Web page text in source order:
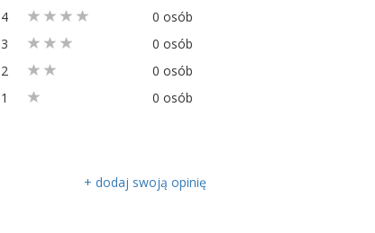
4
0 osób
3
0 osób
2
0 osób
1
0 osób
+ dodaj swoją opinię